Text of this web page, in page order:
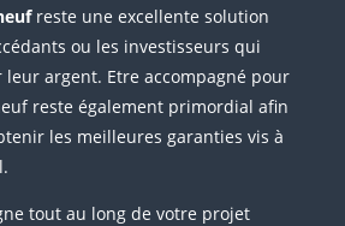
reste une excellente solution
ou les investisseurs qui
argent. Etre accompagné pour
reste également primordial afin
les meilleures garanties vis à
tout au long de votre projet